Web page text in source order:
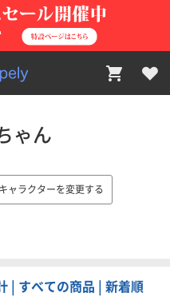
ゃん
キャラクターを変更する
| すべての商品 | 新着順